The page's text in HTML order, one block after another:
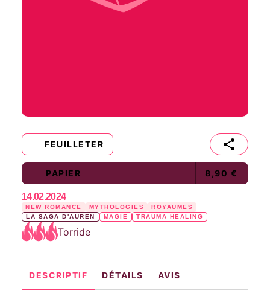
FEUILLETER
PAPIER 8,90 €
14.02.2024
NEW ROMANCE MYTHOLOGIES
ROYAUMES
LA SAGA D'AUREN
MAGIE TRAUMA HEALING
Torride
DESCRIPTIF DÉTAILS AVIS